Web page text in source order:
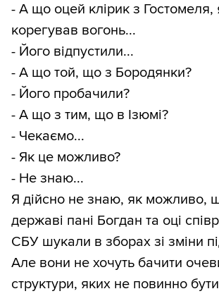
- А що оцей клірик з Гостомеля,
корегував вогонь...
- Його відпустили...
- А що той, що з Бородянки?
- Його пробачили?
- А що з тим, що в Ізюмі?
- Чекаємо...
- Як це можливо?
- Не знаю...
Я дійсно не знаю, як можливо,
державі пані Богдан та оці
СБУ шукали в зборах зі зміни
Але вони не хочуть бачити
структури, яких не повинно